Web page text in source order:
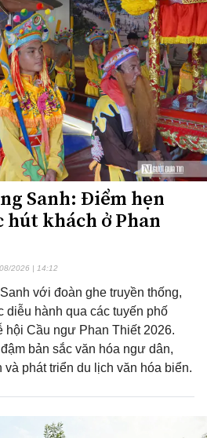
Sanh: Điểm hẹn
hút khách ở Phan
2026 | 14:12
với đoàn ghe truyền thống,
diễu hành qua các tuyến phố
hội Cầu ngư Phan Thiết 2026.
bản sắc văn hóa ngư dân,
phát triển du lịch văn hóa biển.